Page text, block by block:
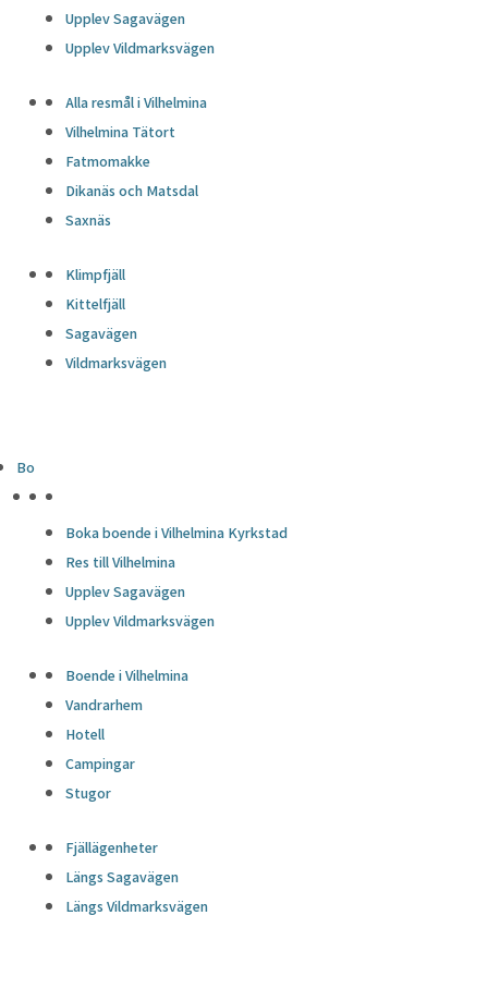
Upplev Sagavägen
Upplev Vildmarksvägen
Alla resmål i Vilhelmina
Vilhelmina Tätort
Fatmomakke
Dikanäs och Matsdal
Saxnäs
Klimpfjäll
Kittelfjäll
Sagavägen
Vildmarksvägen
Bo
Boka boende i Vilhelmina Kyrkstad
Res till Vilhelmina
Upplev Sagavägen
Upplev Vildmarksvägen
Boende i Vilhelmina
Vandrarhem
Hotell
Campingar
Stugor
Fjällägenheter
Längs Sagavägen
Längs Vildmarksvägen